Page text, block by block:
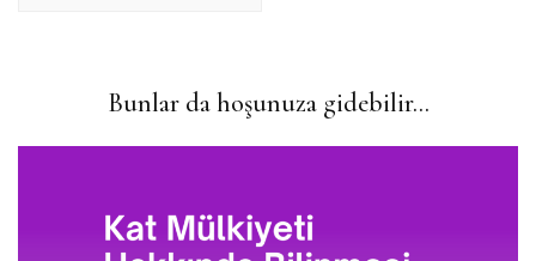
Bunlar da hoşunuza gidebilir...